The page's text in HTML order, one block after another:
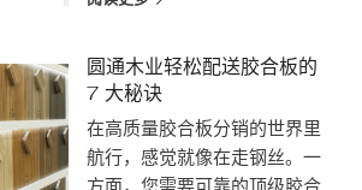
雄 "负责制作临时模具（即模
板），在混凝土固化时对其进
行塑形和支撑。但是，百叶窗
胶合板远...
圆通木业轻松配送胶合板的
7 大秘诀
在高质量胶合板分销的世界里
航行，感觉就像在走钢丝。一
方面，您需要可靠的顶级胶合